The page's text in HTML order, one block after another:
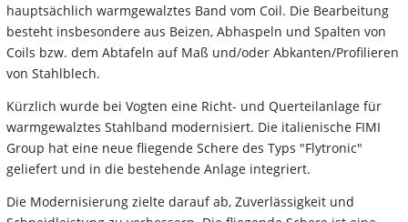
hauptsächlich warmgewalztes Band vom Coil. Die Bearbeitung
besteht insbesondere aus Beizen, Abhaspeln und Spalten von
Coils bzw. dem Abtafeln auf Maß und/oder Abkanten/Profilieren
von Stahlblech.
Kürzlich wurde bei Vogten eine Richt- und Querteilanlage für
warmgewalztes Stahlband modernisiert. Die italienische FIMI
Group hat eine neue fliegende Schere des Typs "Flytronic"
geliefert und in die bestehende Anlage integriert.
Die Modernisierung zielte darauf ab, Zuverlässigkeit und